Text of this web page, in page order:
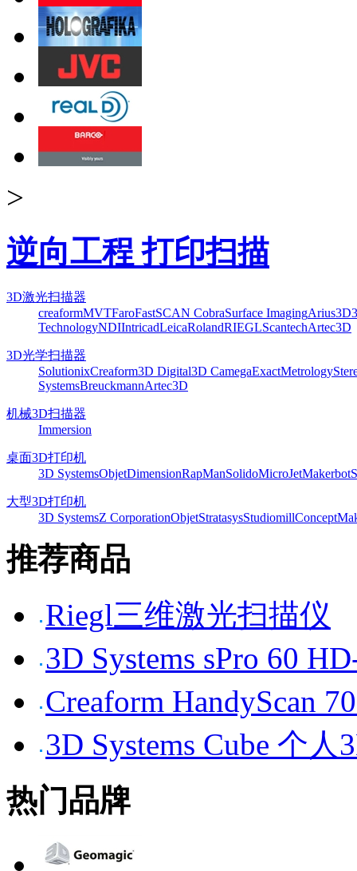
>
逆向工程 打印扫描
3D激光扫描器
creaformMVTFaroFastSCAN CobraSurface ImagingArius3D
TechnologyNDIIntricadLeicaRolandRIEGLScantechArtec3D
3D光学扫描器
SolutionixCreaform3D Digital3D CamegaExactMetrology
SystemsBreuckmannArtec3D
机械3D扫描器
Immersion
桌面3D打印机
3D SystemsObjetDimensionRapManSolidoMicroJetMakerbot
大型3D打印机
3D SystemsZ CorporationObjetStratasysStudiomillConcept
推荐商品
Riegl三维激光扫描仪
3D Systems sPro 60
Creaform HandyScan
3D Systems Cube 个人
热门品牌